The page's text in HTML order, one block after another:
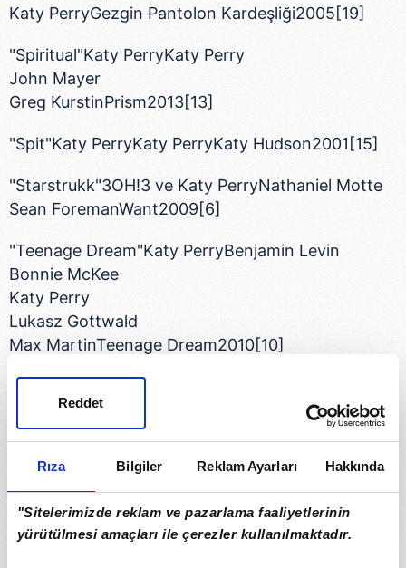
Rıza Bilgiler Reklam Ayarları Hakkında
"Sitelerimizde reklam ve pazarlama faaliyetlerinin
yürütülmesi amaçları ile çerezler kullanılmaktadır.
Reddet
Katy PerryGezgin Pantolon Kardeşliği2005[19]
"Spiritual"Katy PerryKaty Perry
John Mayer
Greg KurstinPrism2013[13]
"Spit"Katy PerryKaty PerryKaty Hudson2001[15]
"Starstrukk"3OH!3 ve Katy PerryNathaniel Motte
Sean ForemanWant2009[6]
"Teenage Dream"Katy PerryBenjamin Levin
Bonnie McKee
Katy Perry
Lukasz Gottwald
Max MartinTeenage Dream2010[10]
"The One That Got Away"Katy PerryKaty Perry
Lukasz Gottwald
Max MartinTeenage Dream2010[10]
"The One That Got Away" (Akustik)Katy PerryKaty
Perry
Lukasz Gottwald
Max MartinTeenage Dream: